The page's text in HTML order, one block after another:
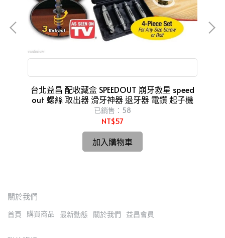
台北益昌 配收藏盒 SPEEDOUT 崩牙救星 speed
out 螺絲 取出器 滑牙神器 退牙器 電鑽 起子機
已銷售：58
NT$57
加入購物車
關於我們
首頁 購買商品 最新動態 關於我們 益昌會員